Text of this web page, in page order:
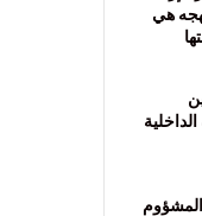
هي
نسخة عن 17 أيار المشؤوم